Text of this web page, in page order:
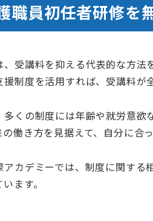
職員初任者研修を
、受講料を抑える代表的な方
援制度を活用すれば、受講料が
多くの制度には年齢や就労意欲
の働き方を見据えて、自分に合
アカデミーでは、制度に関する
ます。